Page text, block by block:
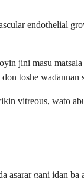
endothelial
jini masu
toshe
vitreous, wato
gani idan